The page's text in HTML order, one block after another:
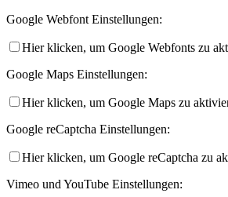
Google Webfont Einstellungen:
Hier klicken, um Google Webfonts zu
Google Maps Einstellungen:
Hier klicken, um Google Maps zu
Google reCaptcha Einstellungen:
Hier klicken, um Google reCaptcha zu
Vimeo und YouTube Einstellungen: